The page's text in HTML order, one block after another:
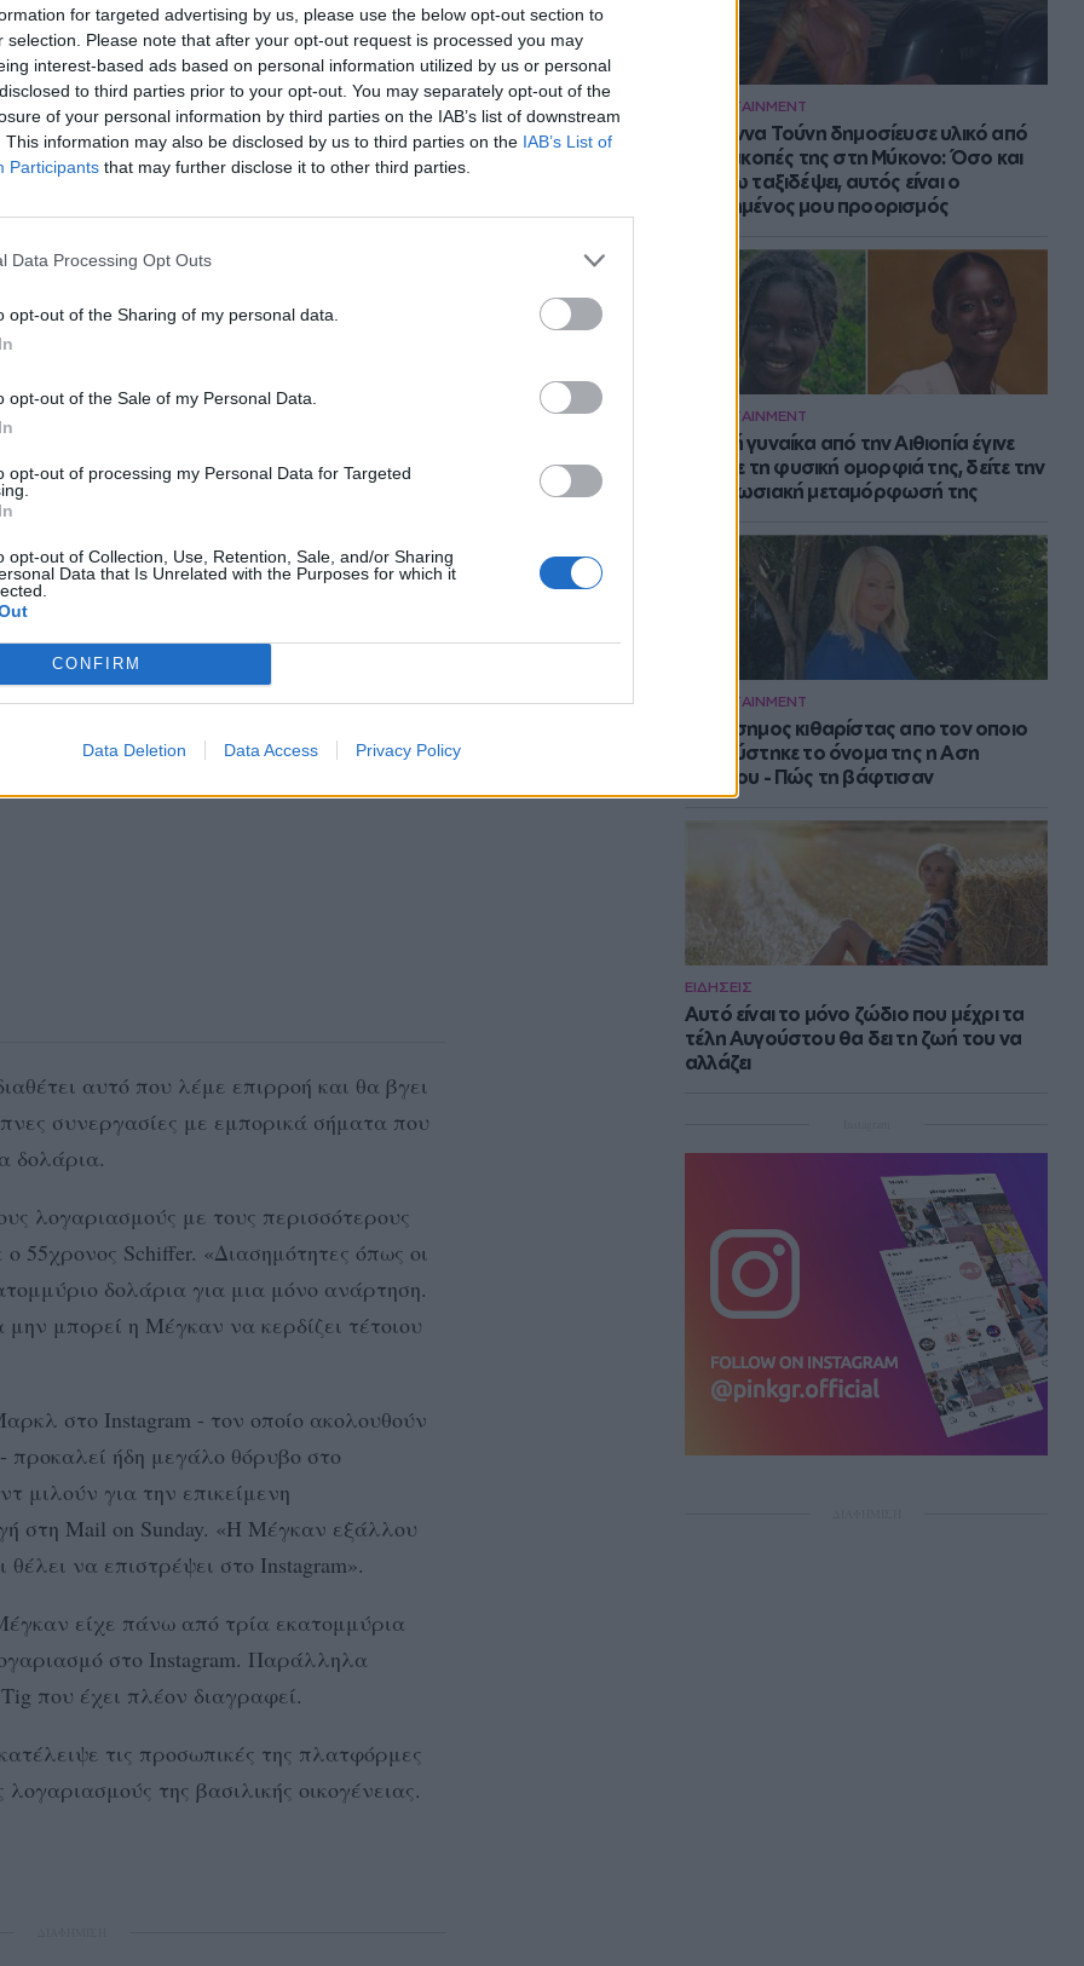
for targeted advertising by us, please use the below opt-out section to
selection. Please note that after your opt-out request is processed you may
interest-based ads based on personal information utilized by us or personal
to third parties prior to your opt-out. You may separately opt-out of the
of your personal information by third parties on the IAB’s list of downstream
This information may also be disclosed by us to third parties on the IAB’s List of
Participants that may further disclose it to other third parties.
Data Processing Opt Outs
opt-out of the Sharing of my personal data.
opt-out of the Sale of my Personal Data.
opt-out of processing my Personal Data for Targeted
opt-out of Collection, Use, Retention, Sale, and/or Sharing
Data that Is Unrelated with the Purposes for which it
CONFIRM
Data Deletion Data Access Privacy Policy
ENTERTAINMENT
Η Ιωάννα Τούνη δημοσίευσε υλικό από
τις διακοπές της στη Μύκονο: Όσο και
αν έχω ταξιδέψει, αυτός είναι ο
αγαπημένος μου προορισμός
ENTERTAINMENT
Νεαρή γυναίκα από την Αιθιοπία έγινε
viral με τη φυσική ομορφιά της, δείτε την
εντυπωσιακή μεταμόρφωσή της
ENTERTAINMENT
Ο διάσημος κιθαρίστας απο τον οποιο
εμπνεύστηκε το όνομα της η Αση
Μπήλιου - Πώς τη βάφτισαν
ΕΙΔΗΣΕΙΣ
Αυτό είναι το μόνο ζώδιο που μέχρι τα
τέλη Αυγούστου θα δει τη ζωή του να
αλλάζει
έναν μέτριο αριθμό ακολούθων που δεν
δικτύωσης Eric Schiffer, ο οποίος έχει
πιο μεγάλους αστέρες του Χόλιγουντ,
της εξοστρακισμένης βασίλισσας δεν
αυτό που λέμε επιρροή και θα βγει
συνεργασίες με εμπορικά σήματα που
δολάρια.
λογαριασμούς με τους περισσότερους
55χρονος Schiffer. «Διασημότητες όπως οι
δολάρια για μια μόνο ανάρτηση.
μπορεί η Μέγκαν να κερδίζει τέτοιου
στο Instagram - τον οποίο ακολουθούν
προκαλεί ήδη μεγάλο θόρυβο στο
μιλούν για την επικείμενη
στη Mail on Sunday. «Η Μέγκαν εξάλλου
να επιστρέψει στο Instagram».
είχε πάνω από τρία εκατομμύρια
στο Instagram. Παράλληλα
που έχει πλέον διαγραφεί.
τις προσωπικές της πλατφόρμες
της βασιλικής οικογένειας.